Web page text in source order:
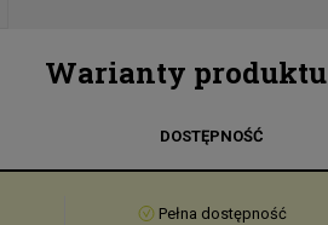
Warianty produktu
DOSTĘPNOŚĆ
Pełna dostępność